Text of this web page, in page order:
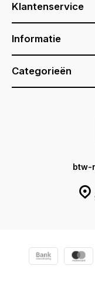
Klantenservice
Informatie
Categorieën
btw-